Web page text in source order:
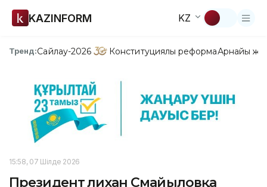
KAZINFORM KZ
Тренд:Сайлау-2026 Конституциялық реформаАрнайы
15:58, 07 Шілде 2026
Президент Әлихан Смайыловқа